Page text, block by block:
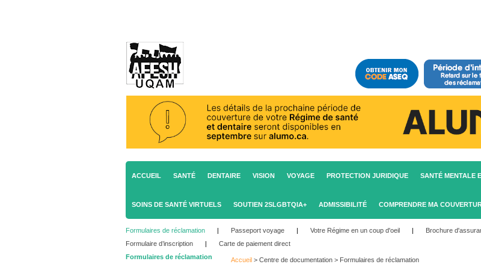
ACCUEIL SANTÉ DENTAIRE VISION VOYAGE PROTECTION JURIDIQUE SANTÉ MENTALE
SOINS DE SANTÉ VIRTUELS SOUTIEN 2SLGBTQIA+ ADMISSIBILITÉ COMPRENDRE MA
Formulaires de réclamation | Passeport voyage | Votre Régime en un coup d'oeil | Brochure
Formulaire d’inscription
|
Carte de paiement direct
Formulaires de réclamation
Accueil > Centre de documentation > Formulaires de réclamation